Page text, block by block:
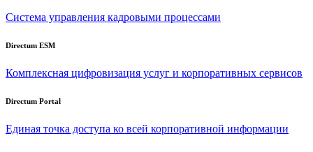
Система управления кадровыми процессами
Directum ESM
Комплексная цифровизация услуг и корпоративных сервисов
Directum Portal
Единая точка доступа ко всей корпоративной информации